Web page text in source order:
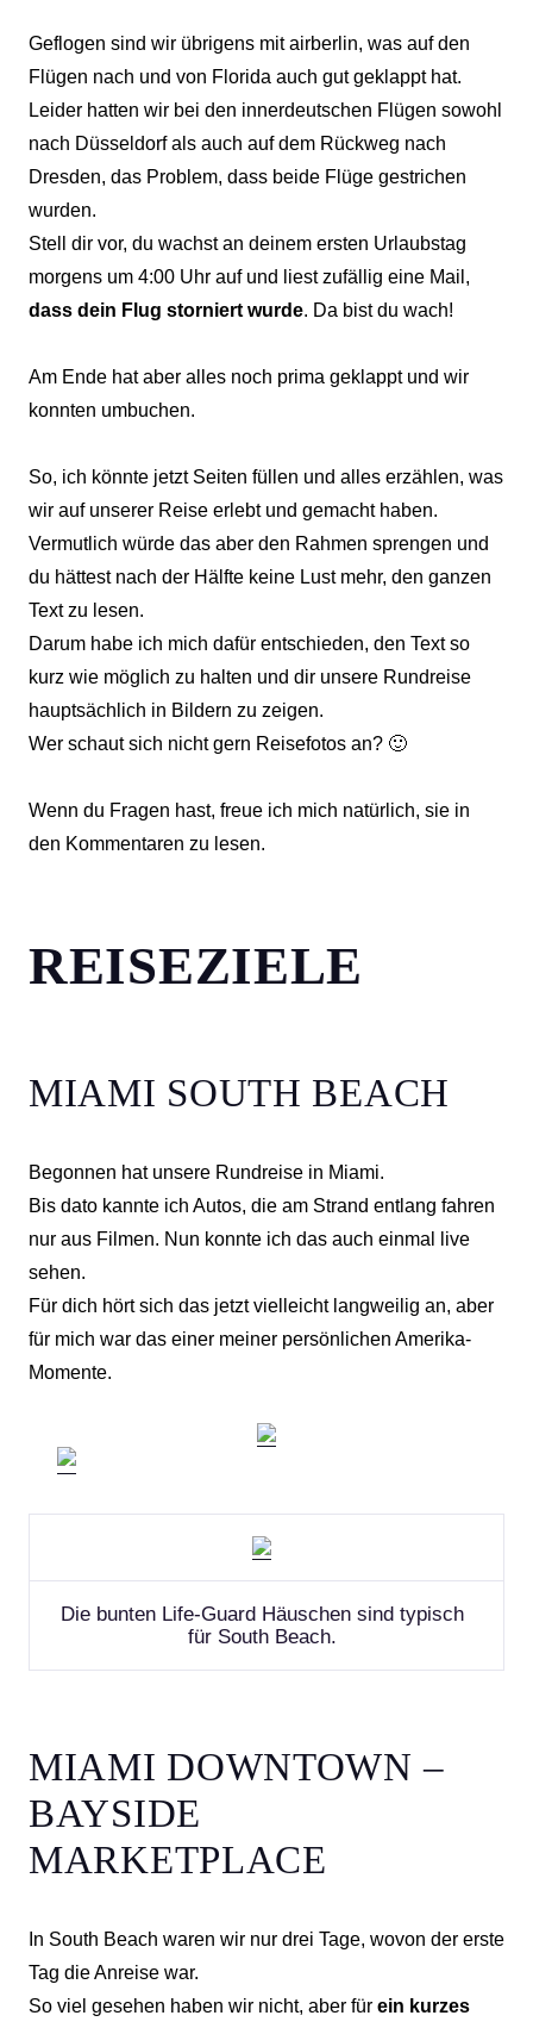
Geflogen sind wir übrigens mit airberlin, was auf den
Flügen nach und von Florida auch gut geklappt hat.
Leider hatten wir bei den innerdeutschen Flügen sowohl
nach Düsseldorf als auch auf dem Rückweg nach
Dresden, das Problem, dass beide Flüge gestrichen
wurden.
Stell dir vor, du wachst an deinem ersten Urlaubstag
morgens um 4:00 Uhr auf und liest zufällig eine Mail,
dass dein Flug storniert wurde. Da bist du wach!
Am Ende hat aber alles noch prima geklappt und wir
konnten umbuchen.
So, ich könnte jetzt Seiten füllen und alles erzählen, was
wir auf unserer Reise erlebt und gemacht haben.
Vermutlich würde das aber den Rahmen sprengen und
du hättest nach der Hälfte keine Lust mehr, den ganzen
Text zu lesen.
Darum habe ich mich dafür entschieden, den Text so
kurz wie möglich zu halten und dir unsere Rundreise
hauptsächlich in Bildern zu zeigen.
Wer schaut sich nicht gern Reisefotos an? 🙂
Wenn du Fragen hast, freue ich mich natürlich, sie in
den Kommentaren zu lesen.
REISEZIELE
MIAMI SOUTH BEACH
Begonnen hat unsere Rundreise in Miami.
Bis dato kannte ich Autos, die am Strand entlang fahren
nur aus Filmen. Nun konnte ich das auch einmal live
sehen.
Für dich hört sich das jetzt vielleicht langweilig an, aber
für mich war das einer meiner persönlichen Amerika-
Momente.
Die bunten Life-Guard Häuschen sind typisch
für South Beach.
MIAMI DOWNTOWN –
BAYSIDE
MARKETPLACE
In South Beach waren wir nur drei Tage, wovon der erste
Tag die Anreise war.
So viel gesehen haben wir nicht, aber für ein kurzes